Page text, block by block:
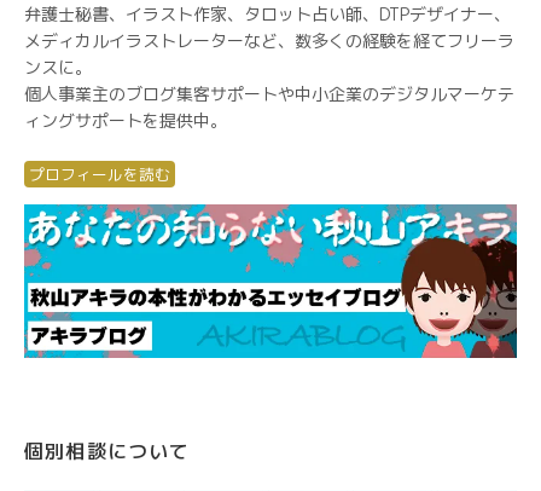
弁護士秘書、イラスト作家、タロット占い師、DTPデザイナー、
メディカルイラストレーターなど、数多くの経験を経てフリーラ
ンスに。
個人事業主のブログ集客サポートや中小企業のデジタルマーケテ
ィングサポートを提供中。
プロフィールを読む
個別相談について